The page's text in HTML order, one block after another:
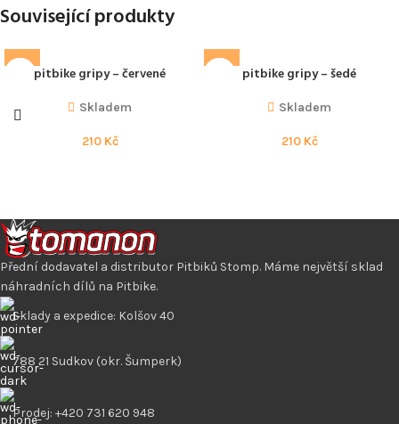
Související produkty
pitbike gripy – červené
Skladem
210 Kč
pitbike gripy – šedé
Skladem
210 Kč
Přední dodavatel a distributor Pitbiků Stomp. Máme největší sklad
náhradních dílů na Pitbike.
Sklady a expedice: Kolšov 40
788 21 Sudkov (okr. Šumperk)
Prodej: +420 731 620 948